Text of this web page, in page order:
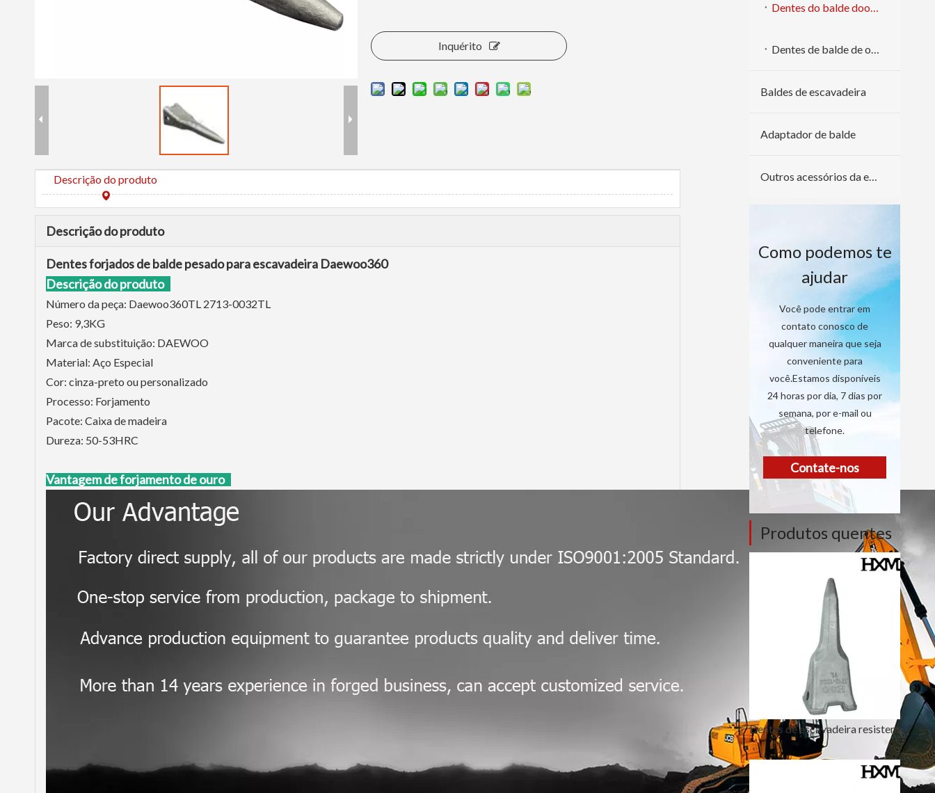
Inquérito
Descrição do produto
Descrição do produto
Dentes forjados de balde pesado para escavadeira Daewoo360
Descrição do produto
Número da peça: Daewoo360TL 2713-0032TL
Peso: 9,3KG
Marca de substituição: DAEWOO
Material: Aço Especial
Cor: cinza-preto ou personalizado
Processo: Forjamento
Pacote: Caixa de madeira
Dureza: 50-53HRC
Vantagem de forjamento de ouro
Dentes do balde doosan
Dentes de balde de outras marcas
Baldes de escavadeira
Adaptador de balde
Outros acessórios da escavadeira
Como podemos te
ajudar
Você pode entrar em
contato conosco de
qualquer maneira que seja
conveniente para
você.Estamos disponíveis
24 horas por dia, 7 dias por
semana, por e-mail ou
telefone.
Contate-nos
Produtos quentes
Dentes de escavadeira resistentes ao desgaste para retroescavadeira Doosan DH420